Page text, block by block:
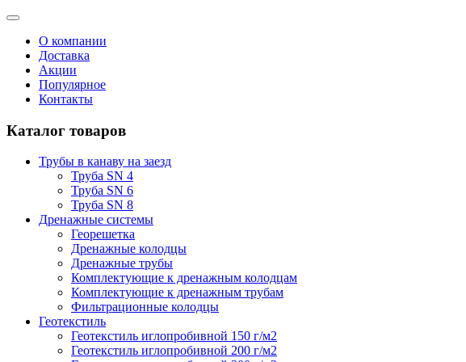
О компании
Доставка
Акции
Популярное
Контакты
Каталог товаров
Трубы в канаву на заезд
Труба SN 4
Труба SN 6
Труба SN 8
Дренажные системы
Георешетка
Дренажные колодцы
Дренажные трубы
Комплектующие к дренажным колодцам
Комплектующие к дренажным трубам
Фильтрационные колодцы
Геотекстиль
Геотекстиль иглопробивной 150 г/м2
Геотекстиль иглопробивной 200 г/м2